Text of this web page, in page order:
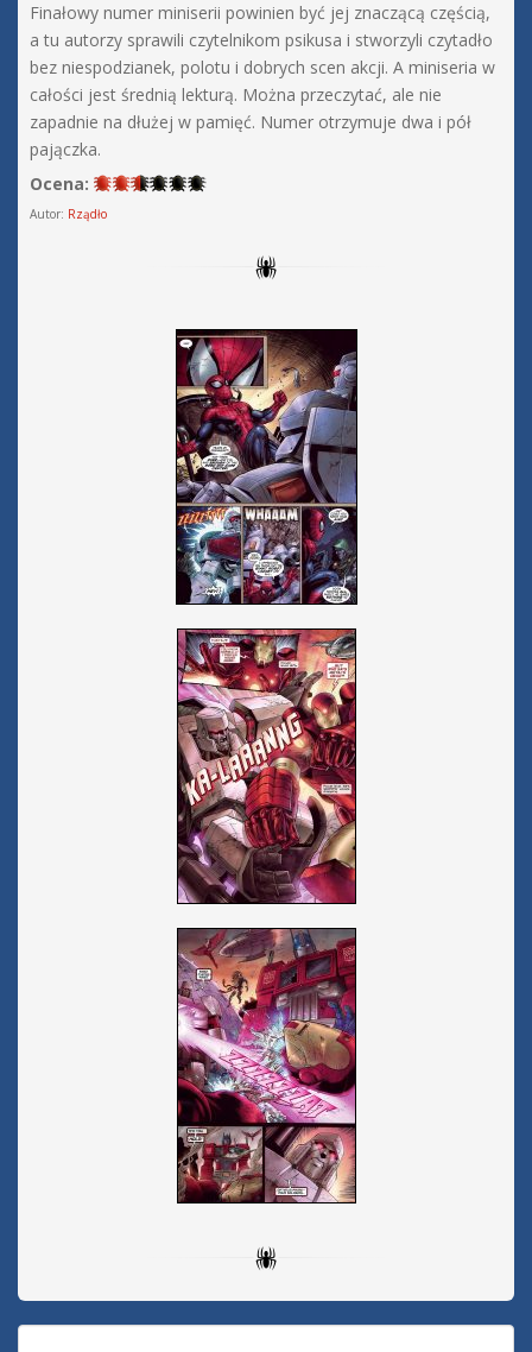
Finałowy numer miniserii powinien być jej znaczącą częścią,
a tu autorzy sprawili czytelnikom psikusa i stworzyli czytadło
bez niespodzianek, polotu i dobrych scen akcji. A miniseria w
całości jest średnią lekturą. Można przeczytać, ale nie
zapadnie na dłużej w pamięć. Numer otrzymuje dwa i pół
pajączka.
Ocena:
Autor: Rządło